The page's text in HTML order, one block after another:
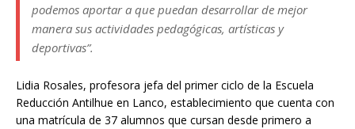
podemos aportar a que puedan desarrollar de mejor
manera sus actividades pedagógicas, artísticas y
deportivas”.
Lidia Rosales, profesora jefa del primer ciclo de la Escuela
Reducción Antilhue en Lanco, establecimiento que cuenta con
una matrícula de 37 alumnos que cursan desde primero a